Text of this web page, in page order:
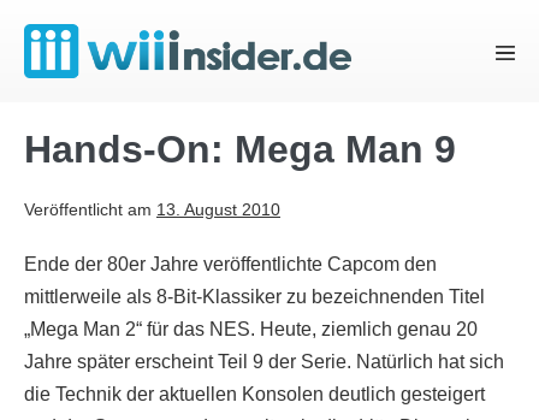
Inhalt
springen
Hands-On: Mega Man 9
Veröffentlicht am 13. August 2010
Ende der 80er Jahre veröffentlichte Capcom den
mittlerweile als 8-Bit-Klassiker zu bezeichnenden Titel
„Mega Man 2“ für das NES. Heute, ziemlich genau 20
Jahre später erscheint Teil 9 der Serie. Natürlich hat sich
die Technik der aktuellen Konsolen deutlich gesteigert